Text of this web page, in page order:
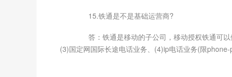
15.铁通是不是基础运营商?
答：铁通是移动的子公司，移动授权铁通可以
(3)国定网国际长途电话业务、(4)ip电话业务(限